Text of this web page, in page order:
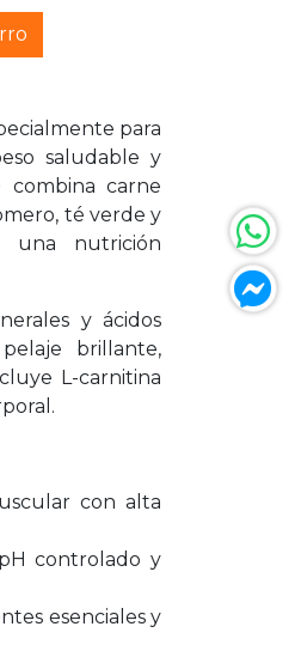
para
saludable y
carne
té verde y
una nutrición
y ácidos
brillante,
L-carnitina
con alta
controlado y
esenciales y